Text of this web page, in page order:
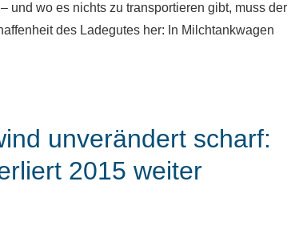
und wo es nichts zu transportieren gibt, muss der
des Ladegutes her: In Milchtankwagen
unverändert scharf:
2015 weiter